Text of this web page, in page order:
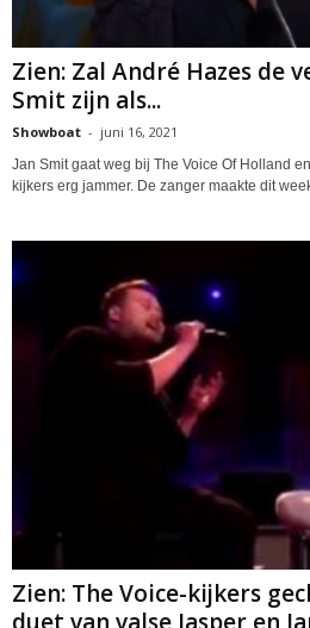
Zien: Zal André Hazes de
Smit zijn als...
Showboat - juni 16, 2021
Jan Smit gaat weg bij The Voice Of Holland
kijkers erg jammer. De zanger maakte dit
Zien: The Voice-kijkers